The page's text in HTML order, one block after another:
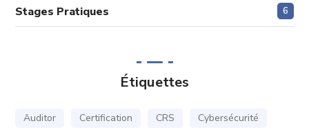
Stages Pratiques 6
Étiquettes
Auditor Certification CRS
Cybersécurité